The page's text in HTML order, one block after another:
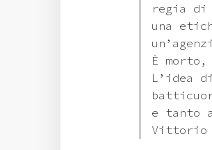
regia di
una
È
L’idea
e tanto
Vittorio